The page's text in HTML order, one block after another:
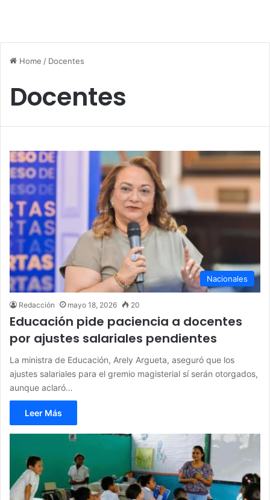
Home / Docentes
Docentes
Nacionales
Redacción mayo 18, 2026 20
Educación pide paciencia a docentes
por ajustes salariales pendientes
La ministra de Educación, Arely Argueta, aseguró que los
ajustes salariales para el gremio magisterial sí serán otorgados,
aunque aclaró…
Leer Más